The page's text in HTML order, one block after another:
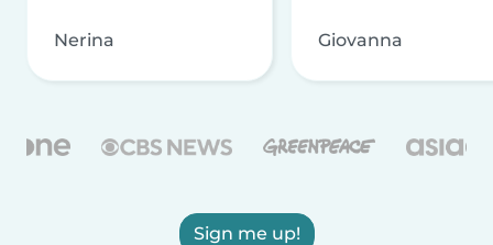
Nerina Giovanna
Sign me up!